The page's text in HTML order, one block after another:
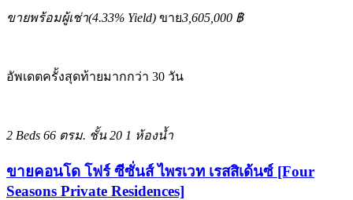
ขายพร้อมผู้เช่า(4.33% Yield) ขาย3,605,000 ฿
อัพเดตครั้งสุดท้ายมากกว่า 30 วัน
2 Beds 66 ตรม. ชั้น 20 1 ห้องน้ำ
ขายคอนโด โฟร์ ซีซั่นส์ ไพรเวท เรสสิเด้นซ์ [Four
Seasons Private Residences]